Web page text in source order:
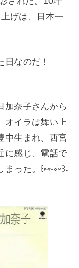
げは、日本一
なのだ！
加奈子さんから
オイラは舞い上
中生まれ、西宮
に感じ、電話で
った。꒰⁠⑅⁠ᵕ⁠༚⁠ᵕ⁠꒱⁠˖⁠